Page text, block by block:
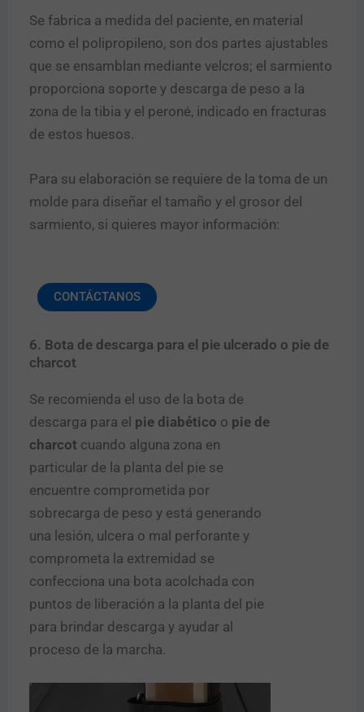
Se fabrica a medida del paciente, en material
como el polipropileno, son dos partes ajustables
que se ensamblan mediante velcros; el sarmiento
proporciona soporte y descarga de peso a la
zona de la tibia y el peroné, indicado en fracturas
de estos huesos.
Para su elaboración se requiere de la toma de un
molde para diseñar el tamaño y el grosor del
sarmiento, si quieres mayor información:
CONTÁCTANOS
6. Bota de descarga para el pie ulcerado o pie de
charcot
Se recomienda el uso de la bota de
descarga para el pie diabético o pie de
charcot cuando alguna zona en
particular de la planta del pie se
encuentre comprometida por
sobrecarga de peso y está generando
una lesión, ulcera o mal perforante y
comprometa la extremidad se
confecciona una bota acolchada con
puntos de liberación a la planta del pie
para brindar descarga y ayudar al
proceso de la marcha.